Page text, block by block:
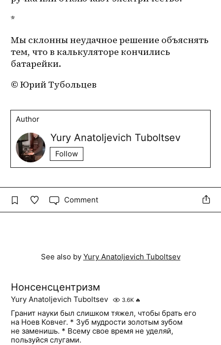
*
Мы склонны неудачное решение объяснять
тем, что в калькуляторе кончились
батарейки.
© Юрий Тубольцев
Author
Yury Anatoljevich Tuboltsev
Follow
Comment
See also by Yury Anatoljevich Tuboltsev
Нонсенсцентризм
Yury Anatoljevich Tuboltsev 3.6K 🔥
Гранит науки был слишком тяжел, чтобы брать его
на Ноев Ковчег. * Зуб мудрости золотым зубом
не заменишь. * Всему свое время не уделяй,
пользуйся слугами.